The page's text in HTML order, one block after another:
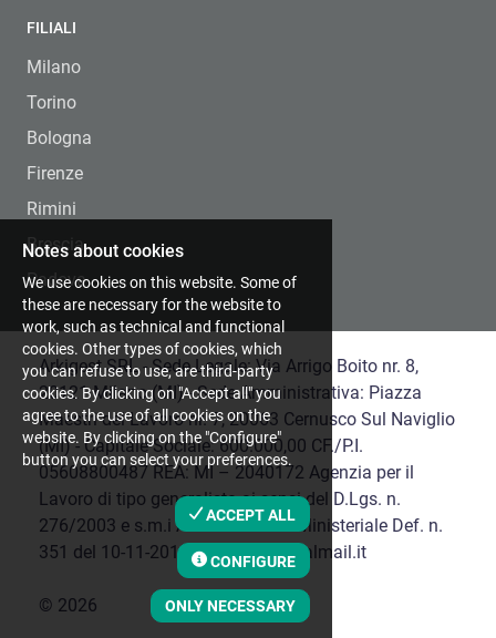
FILIALI
Milano
Torino
Bologna
Firenze
Rimini
Brescia
Padova
Arkigest SRL - Sede Legale: Via Arrigo Boito nr. 8,
20121 Milano (MI) - Sede Amministrativa: Piazza
Maestri del Lavoro nr. 7, 20063 Cernusco Sul Naviglio
(MI) - Capitale Sociale: 600.000,00 CF./P.I.
05608800487 REA: MI – 2040172 Agenzia per il
Lavoro di tipo generalista ai sensi del D.Lgs. n.
276/2003 e s.m.i Autorizzazione Ministeriale Def. n.
351 del 10-11-2016 | arkigest@legalmail.it
© 2026
Notes about cookies
We use cookies on this website. Some of
these are necessary for the website to
work, such as technical and functional
cookies. Other types of cookies, which
you can refuse to use, are third-party
cookies. By clicking on "Accept all" you
agree to the use of all cookies on the
website. By clicking on the "Configure"
button you can select your preferences.
ACCEPT ALL
CONFIGURE
ONLY NECESSARY